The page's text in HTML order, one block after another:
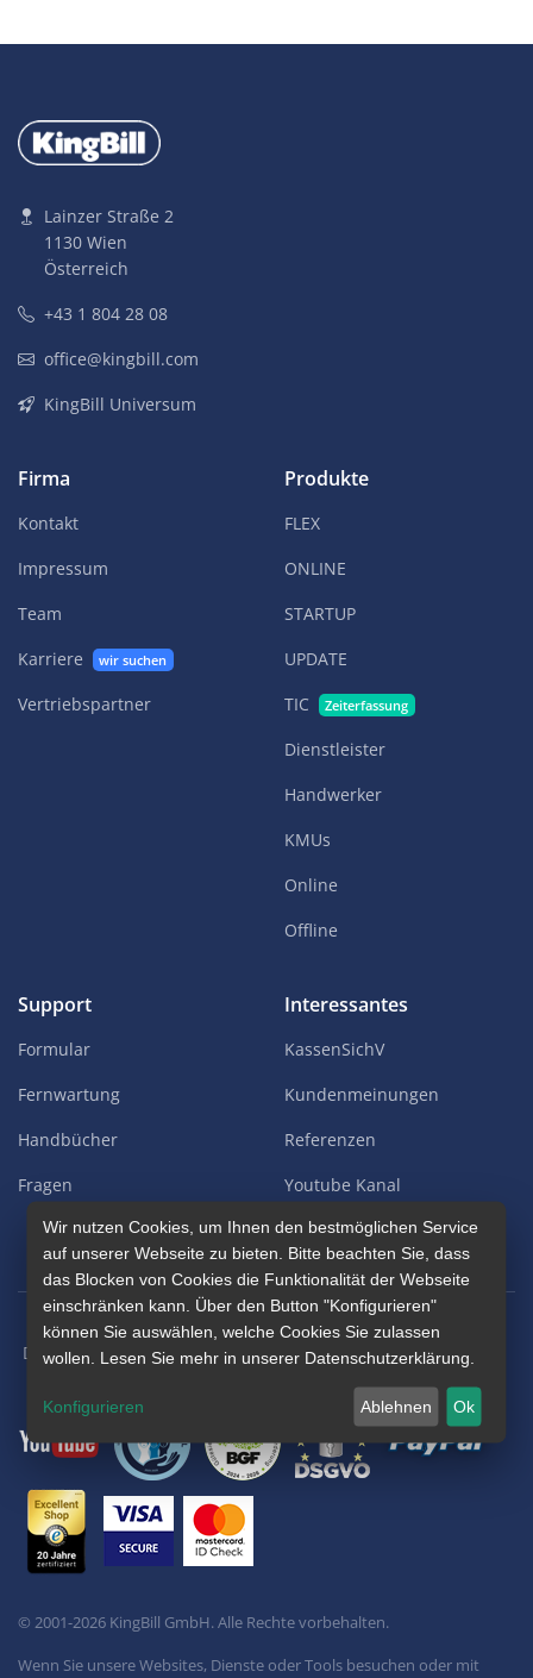
Lainzer Straße 2
1130 Wien
Österreich
+43 1 804 28 08
office@kingbill.com
KingBill Universum
Firma
Kontakt
Impressum
Team
Karriere
wir suchen
Vertriebspartner
Produkte
FLEX
ONLINE
STARTUP
UPDATE
TIC
Zeiterfassung
Dienstleister
Handwerker
KMUs
Online
Offline
Support
Formular
Fernwartung
Handbücher
Fragen
Interessantes
KassenSichV
Kundenmeinungen
Referenzen
Youtube Kanal
Blog
Datenschutz / AGB
© 2001-2026 KingBill GmbH. Alle Rechte vorbehalten.
Wenn Sie unsere Websites, Dienste oder Tools besuchen oder mit
Wir nutzen Cookies, um Ihnen den bestmöglichen Service
auf unserer Webseite zu bieten. Bitte beachten Sie, dass
das Blocken von Cookies die Funktionalität der Webseite
einschränken kann. Über den Button "Konfigurieren"
können Sie auswählen, welche Cookies Sie zulassen
wollen. Lesen Sie mehr in unserer Datenschutzerklärung.
Konfigurieren Ablehnen Ok